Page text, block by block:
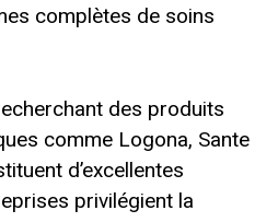
complètes de soins
des produits
comme Logona, Sante
d’excellentes
privilégient la